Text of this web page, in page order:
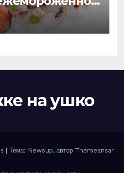
на ушко
Тема: Newsup, автор Themeansar